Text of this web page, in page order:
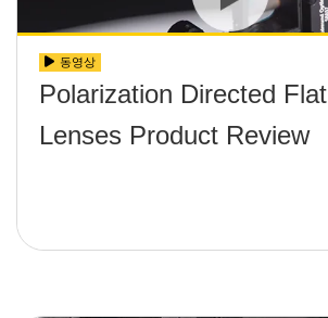
동영상
Polarization Directed Flat
Lenses Product Review